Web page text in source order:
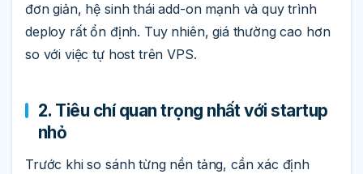
đơn giản, hệ sinh thái add-on mạnh và quy trình
deploy rất ổn định. Tuy nhiên, giá thường cao hơn
so với việc tự host trên VPS.
2. Tiêu chí quan trọng nhất với startup
nhỏ
Trước khi so sánh từng nền tảng, cần xác định